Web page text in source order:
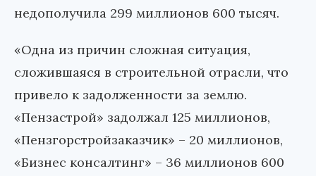
недополучила 299 миллионов 600 тысяч.
«Одна из причин сложная ситуация,
сложившаяся в строительной отрасли, что
привело к задолженности за землю.
«Пензастрой» задолжал 125 миллионов,
«Пензгорстройзаказчик» – 20 миллионов,
«Бизнес консалтинг» – 36 миллионов 600